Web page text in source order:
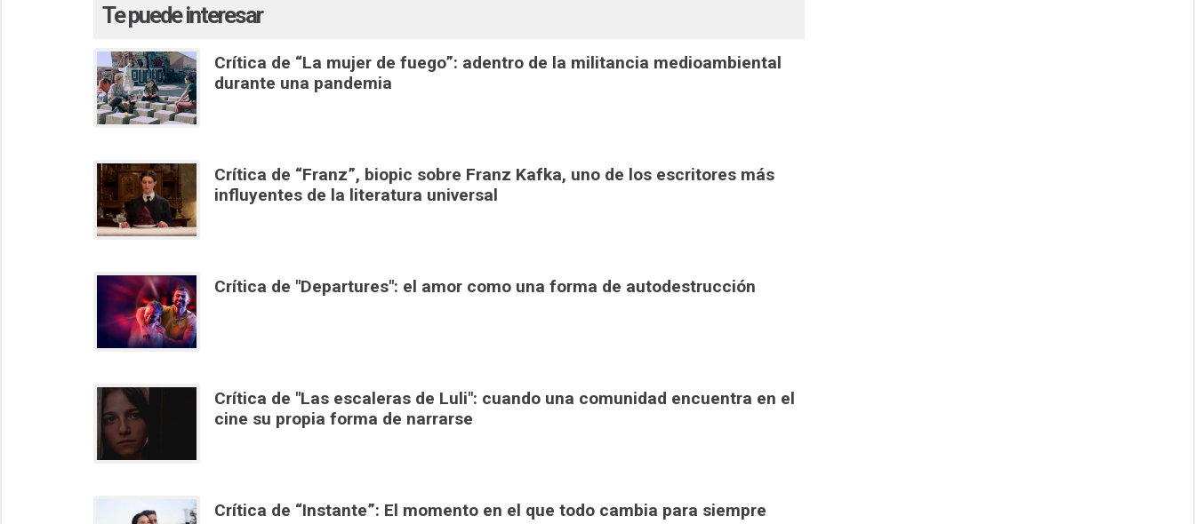
Te puede interesar
Crítica de “La mujer de fuego”: adentro de la militancia medioambiental
durante una pandemia
Crítica de “Franz”, biopic sobre Franz Kafka, uno de los escritores más
influyentes de la literatura universal
Crítica de "Departures": el amor como una forma de autodestrucción
Crítica de "Las escaleras de Luli": cuando una comunidad encuentra en el
cine su propia forma de narrarse
Crítica de “Instante”: El momento en el que todo cambia para siempre